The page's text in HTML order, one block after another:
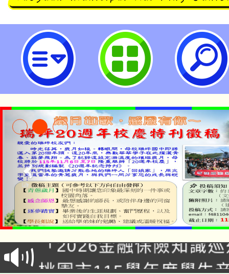
桃園市立瑞坪國民中學
公告本校115學年度第
代理(課)教師甄選結果(
「2026金融保險知識
車」活動
桃園市115學年度學生